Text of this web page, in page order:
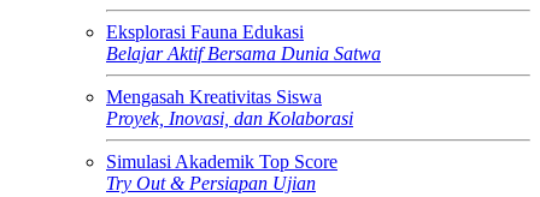
Eksplorasi Fauna Edukasi
Belajar Aktif Bersama Dunia Satwa
Mengasah Kreativitas Siswa
Proyek, Inovasi, dan Kolaborasi
Simulasi Akademik Top Score
Try Out & Persiapan Ujian